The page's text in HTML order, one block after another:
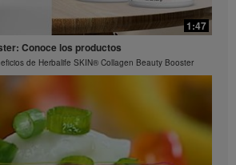
0:29
sobre Bioniq GO: 3
GO de un multivitamínico común?
1:15
Rebuild Strength
1:47
Conoce los productos
de Herbalife SKIN® Collagen Beauty Booster